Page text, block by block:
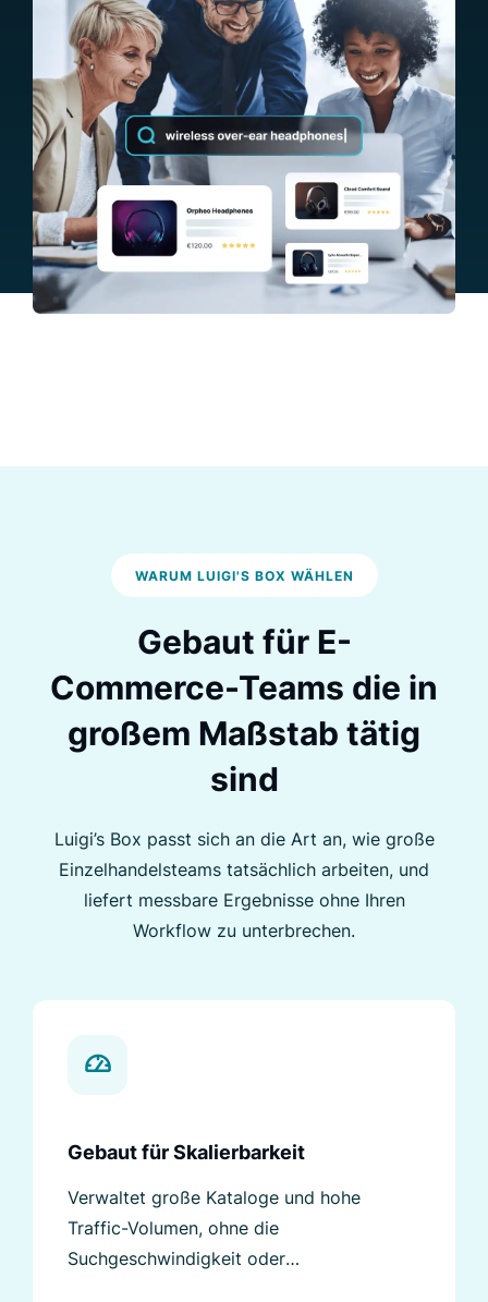
WARUM LUIGI'S BOX WÄHLEN
Gebaut für E-
Commerce-Teams die in
großem Maßstab tätig
sind
Luigi’s Box passt sich an die Art an, wie große
Einzelhandelsteams tatsächlich arbeiten, und
liefert messbareErgebnisse ohne Ihren
Workflow zu unterbrechen.
Gebaut für Skalierbarkeit
Verwaltet große Kataloge und hohe
Traffic-Volumen, ohne die
Suchgeschwindigkeit oder